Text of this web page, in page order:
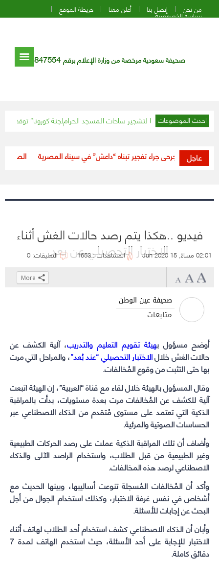
من نحن إتصل بنا أعلن معنا خريطة الموقع
سياسة الخصوصية
صحيفة سعودية مرخصة من وزارة الإعلام برقم 847554
احدث الموضوعات
تدرس مقترحًا لتشجير ساحات المسجد الحرام“لجنة كورونا” توقف أحد
عاجل “الصحة”: خلال 24 ساعة.. تعافي (188) حالة من فيروس قتيل و3 جرحى جراء تفجير تبناه “داعش” في سيناء المصرية
فيديو ..هكذا يتم رصد حالات الغش أثناء
الاختبار التحصيلي عن بعد 02:01 مساءً, 15 Jun 2020 المشاهدات : 1653 التعليقات: 0
صحيفة عين الوطن
متابعات
أوضح مسؤول بهيئة تقويم التعليم والتدريب، آلية الكشف عن
حالات الغش خلالالاختبار التحصيلي “عند بُعد”، والمراحل التي مرت
بها حتى التثبت من وقوع المُخالفات.
وقال المسؤول بالهيئة خلال لقاء مع قناة “العربية”، إن الهيئة اتبعت
آلية للكشف عن المُخالفات مرت بعدة مستويات، بدأت بالمراقبة
الذكية التي تعتمد على مستوى مُتقدم من الذكاء الاصطناعي عبر
الحساسات الصوتية والمرئية.
وأضاف أن تلك المراقبة الذكية عملت على رصد الحركات الطبيعية
وغير الطبيعية من قبل الطلاب، واستخدام الراصد الآلى والذكاء
الاصطناعي لرصد هذه المخالفات.
وأكد أن المُخالفات المُسجلة تنوعت أساليبها، وبينها الحديث مع
أشخاص في نفس غرفة الاختبار، وكذلك استخدام الجوال من أجل
البحث عن إجابات للأسئلة.
وأبان أن الذكاء الاصطناعي كشف استخدام أحد الطلاب لهاتف أثناء
الاختبار للإجابة على أحد الأسئلة، حيث استخدم الهاتف لمدة 7
دقائق كاملة.
(Opens
in
(Opens
in
(Opens
in
Click
(Opens
in
More